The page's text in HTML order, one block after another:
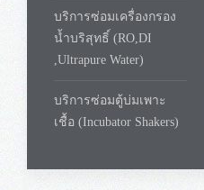
บริการซ่อมเครื่องกรอง
น้ำบริสุทธิ์ (RO,DI
,Ultrapure Water)
บริการซ่อมตู้บ่มเพาะ
เชื้อ (Incubator Shakers)